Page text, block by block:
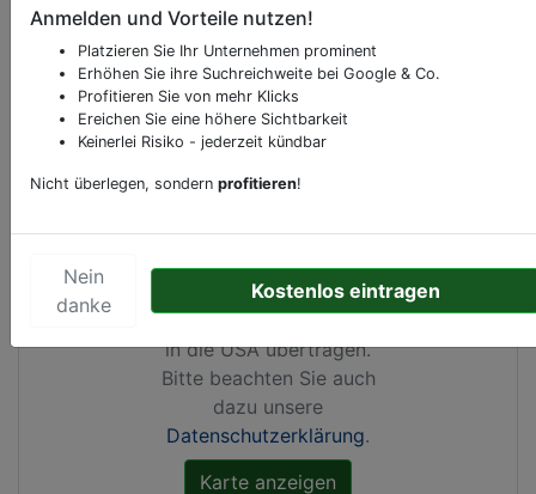
KartenansichtAdriach 22inFrohnleiten
Karte werden von
Google Maps Cookies
gesetzt, IhreIP-Adresse
gespeichertund Daten
in die USA übertragen.
Bitte beachten Sie auch
dazu unsere
Datenschutzerklärung.
Anmelden und Vorteile nutzen!
Platzieren Sie Ihr Unternehmen prominent
Erhöhen Sie ihre Suchreichweite bei Google & Co.
Profitieren Sie von mehr Klicks
Ereichen Sie eine höhere Sichtbarkeit
Keinerlei Risiko - jederzeit kündbar
Nicht überlegen, sondern profitieren!
Nein
danke
Kostenlos eintragen